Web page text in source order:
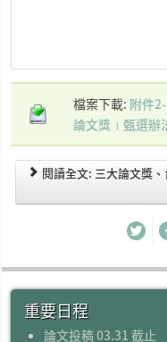
檔案下載: 附件
論文獎﹞甄選辦
閱讀全文: 三大論文獎
重要日程
論文投稿 03.31 截止